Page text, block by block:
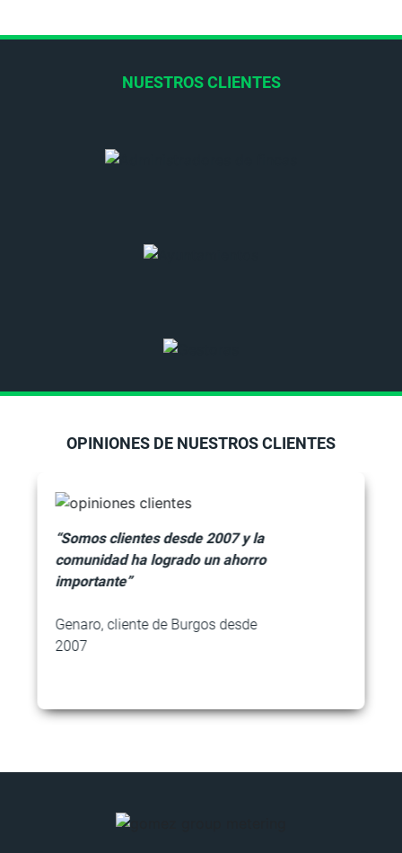
NUESTROS CLIENTES
OPINIONES DE NUESTROS CLIENTES
desde 2007 y la
logrado un ahorro
de Burgos desde